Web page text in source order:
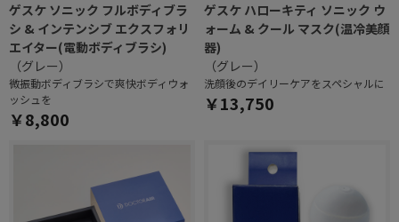
ゲスケ ソニック フルボディブラ
シ & インテンシブ エクスフォリ
エイター(電動ボディブラシ)
（グレー）
微振動ボディブラシで爽快ボディウォ
ッシュを
￥8,800
ゲスケ ハローキティ ソニック ウ
ォーム & クール マスク(温冷美顔
器)
（グレー）
洗顔後のデイリーケアをスペシャルに
￥13,750